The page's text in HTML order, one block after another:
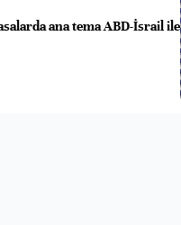
ana tema ABD-İsrail ile